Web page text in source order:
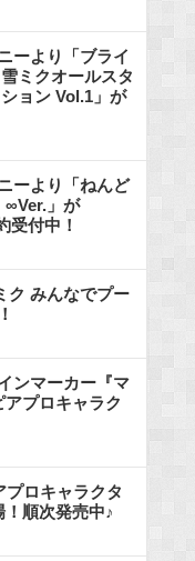
ーより「ブライ
ミクオールスタ
ョン Vol.1」が
ーより「ねんど
∞Ver.」が
受付中！
ク みんなでプー
ンマーカー『マ
プロキャラク
プロキャラクタ
順次発売中♪